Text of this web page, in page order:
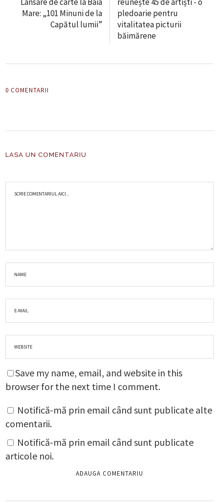
Lansare de carte la Baia
Mare: „101 Minuni de la
Capătul lumii”
reunește 45 de artiști - o
pledoarie pentru
vitalitatea picturii
băimărene
0 COMENTARII
LASA UN COMENTARIU
Save my name, email, and website in this
browser for the next time I comment.
Notifică-mă prin email când sunt publicate alte
comentarii.
Notifică-mă prin email când sunt publicate
articole noi.